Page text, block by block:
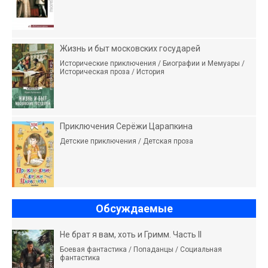
Жизнь и быт московских государей
Исторические приключения / Биографии и Мемуары /
Историческая проза / История
Приключения Серёжи Царапкина
Детские приключения / Детская проза
Обсуждаемые
Не брат я вам, хоть и Гримм. Часть II
Боевая фантастика / Попаданцы / Социальная
фантастика